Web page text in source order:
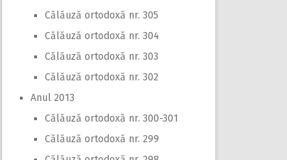
Călăuză ortodoxă nr. 305
Călăuză ortodoxă nr. 304
Călăuză ortodoxă nr. 303
Călăuză ortodoxă nr. 302
Anul 2013
Călăuză ortodoxă nr. 300-301
Călăuză ortodoxă nr. 299